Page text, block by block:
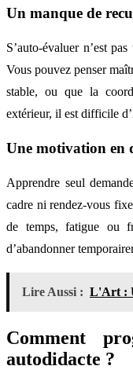
Un manque de
S’auto-évaluer n’est
Vous pouvez penser
stable, ou que la
extérieur, il est difficile
Une motivation en
Apprendre seul
cadre ni rendez-vous
de temps, fatigue ou
d’abandonner
Lire Aussi : L'Art :
Comment
autodidacte ?